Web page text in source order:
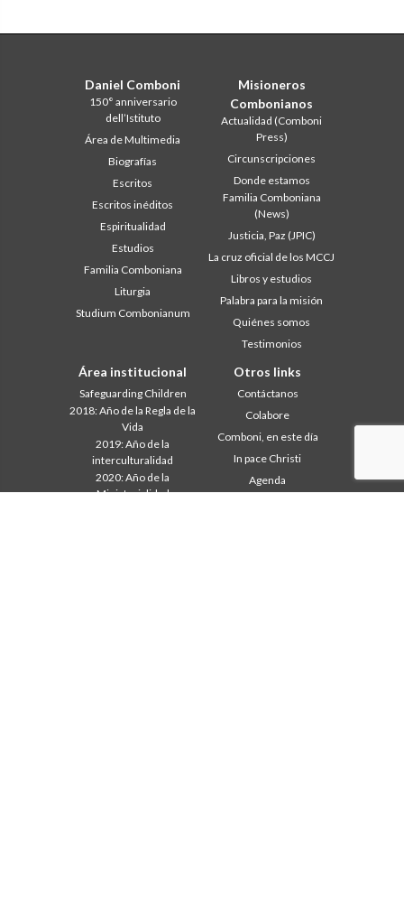
Daniel Comboni
150° anniversario
dell’Istituto
Área de Multimedia
Biografías
Escritos
Escritos inéditos
Espiritualidad
Estudios
Familia Comboniana
Liturgia
Studium Combonianum
Misioneros
Combonianos
Actualidad (Comboni
Press)
Circunscripciones
Donde estamos
Familia Comboniana
(News)
Justicia, Paz (JPIC)
La cruz oficial de los MCCJ
Libros y estudios
Palabra para la misión
Quiénes somos
Testimonios
Área institucional
Safeguarding Children
2018: Año de la Regla de la
Vida
2019: Año de la
interculturalidad
2020: Año de la
Ministerialidad
Otros links
Contáctanos
Colabore
Comboni, en este día
In pace Christi
Agenda